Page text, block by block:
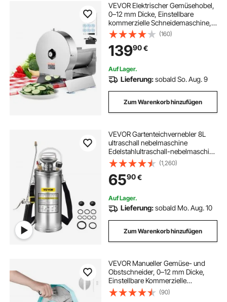
VEVOR Elektrischer Gemüsehobel,
0–12 mm Dicke, Einstellbare
kommerzielle Schneidemaschine,
Manueller Edelstahl-
Lebensmittelschneider,
Aufschnittmaschine, für Kartoffeln,
Zitronen, Tomaten, Äpfel
(160)
13990€
Auf Lager.
Lieferung:sobald So. Aug. 9
Zum Warenkorb hinzufügen
VEVOR Gartenteichvernebler 8L
ultraschall nebelmaschine
Edelstahlultraschall-nebelmaschine
geeignet für Haus, Garten,
Touristenfahrzeuge,
Spezialfahrzeuge Schiffe,
Fahrzeugreinigung, Teppichreinig
(1,260)
6590€
Auf Lager.
Lieferung:sobald Mo. Aug. 10
Zum Warenkorb hinzufügen
VEVOR Manueller Gemüse- und
Obstschneider, 0–12 mm Dicke,
Einstellbare Kommerzielle
Schneidemaschine, Doppelte
Zufuhröffnungen,
(90)